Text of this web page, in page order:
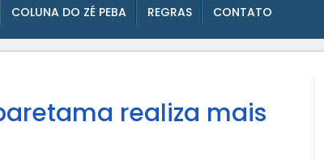
COLUNA DO ZÉ PEBA REGRAS CONTATO
realiza mais